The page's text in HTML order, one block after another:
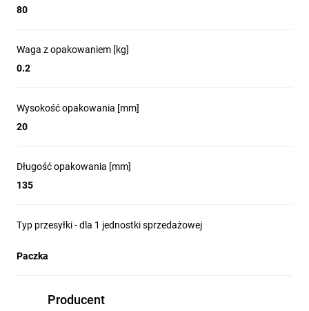
80
Waga z opakowaniem [kg]
0.2
Wysokość opakowania [mm]
20
Długość opakowania [mm]
135
Typ przesyłki - dla 1 jednostki sprzedażowej
Paczka
Producent